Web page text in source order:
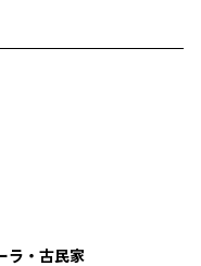
ラ・古民家